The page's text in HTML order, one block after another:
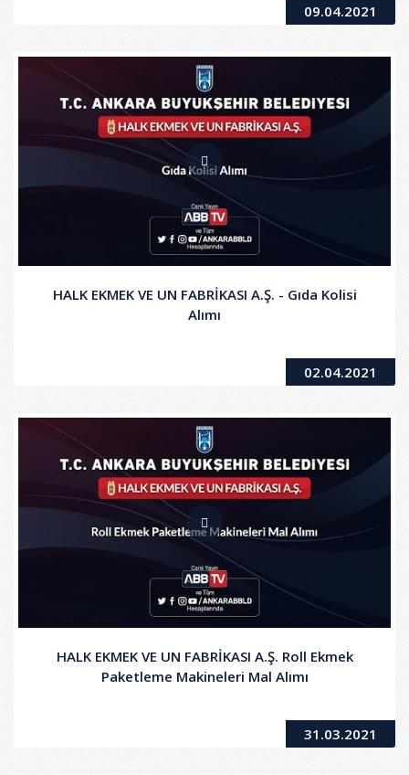
09.04.2021
HALK EKMEK VE UN FABRİKASI A.Ş. - Gıda Kolisi
Alımı
02.04.2021
HALK EKMEK VE UN FABRİKASI A.Ş. Roll Ekmek
Paketleme Makineleri Mal Alımı
31.03.2021